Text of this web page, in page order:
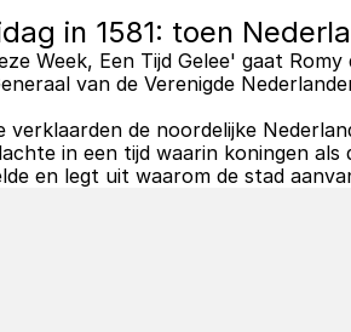
in 1581: toen
Week, Een Tijd Gelee' gaat
van de Verenigde
verklaarden de noordelijke
in een tijd waarin koningen
en legt uit waarom de stad